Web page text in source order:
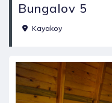
Bungalov 5
Kayakoy